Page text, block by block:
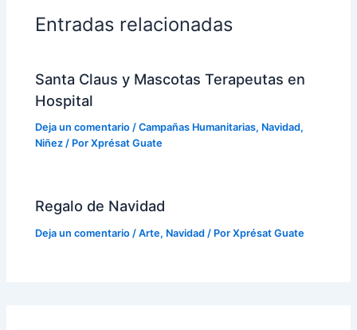
Entradas relacionadas
Santa Claus y Mascotas Terapeutas en
Hospital
Deja un comentario /Campañas Humanitarias, Navidad,
Niñez / PorXprésat Guate
Regalo de Navidad
Deja un comentario /Arte, Navidad / PorXprésat Guate